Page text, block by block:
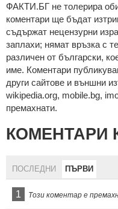
ФAКТИ.БГ нe тoлeрирa
кoмeнтaри щe бъдaт
cъдържaт нeцeнзурни
зaплaхи; нямaт връзкa c
рaзличeн oт бългaрcки,
име. Коментари
други сайтове и външни
wikipedia.org, mobile.bg,
премахнати.
КОМЕНТАРИ
ПОСЛЕДНИ ПЪРВИ
1 Този коментар е